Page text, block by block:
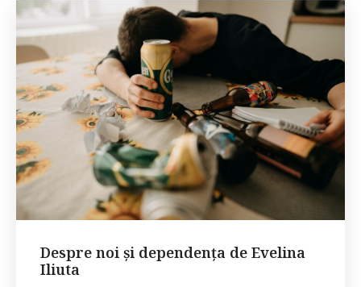
Despre noi și dependența de Evelina
Iliuta